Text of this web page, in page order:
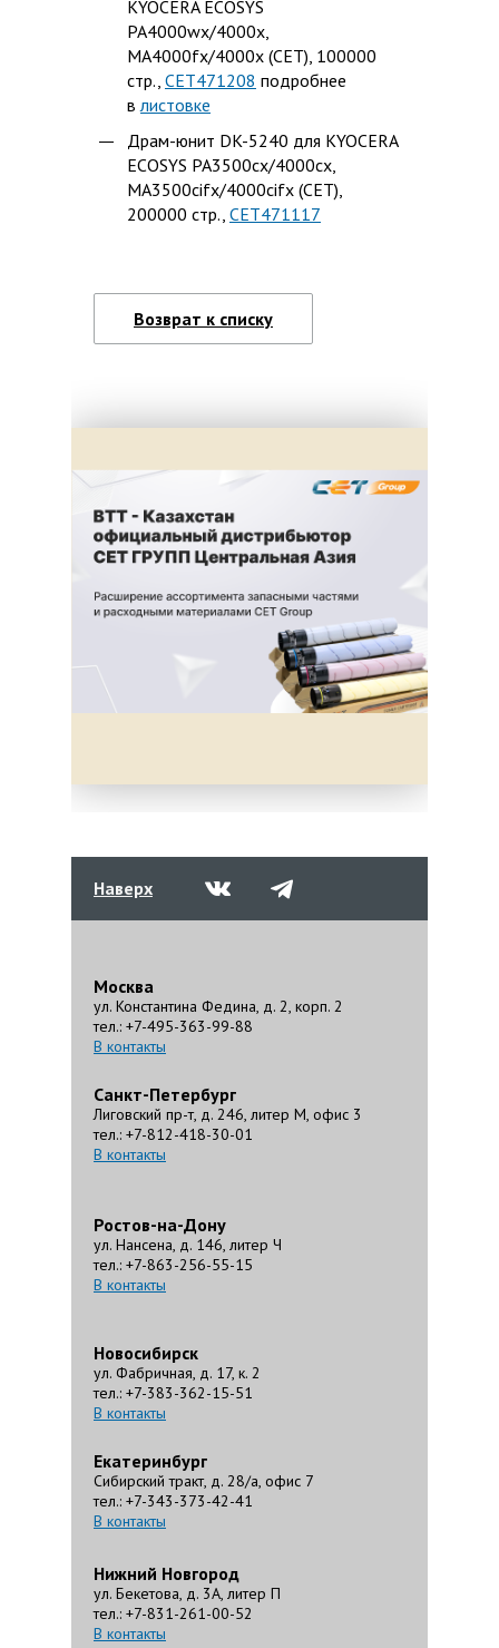
KYOCERA ECOSYS
PA4000wx/4000x,
MA4000fx/4000x (CET), 100000
стр., CET471208 подробнее
влистовке
Драм-юнит DK-5240 для KYOCERA
ECOSYS PA3500cx/4000cx,
MA3500cifx/4000cifx (CET),
200000 стр., CET471117
Возврат к списку
Наверх
Москва
ул. Константина Федина, д. 2, корп. 2
тел.: +7-495-363-99-88
В контакты
Санкт-Петербург
Лиговский пр-т, д. 246, литер М, офис 3
тел.: +7-812-418-30-01
В контакты
Ростов-на-Дону
ул. Нансена, д. 146, литер Ч
тел.: +7-863-256-55-15
В контакты
Новосибирск
ул. Фабричная, д. 17, к. 2
тел.: +7-383-362-15-51
В контакты
Екатеринбург
Сибирский тракт, д. 28/а, офис 7
тел.: +7-343-373-42-41
В контакты
Нижний Новгород
ул. Бекетова, д. 3А, литер П
тел.: +7-831-261-00-52
В контакты